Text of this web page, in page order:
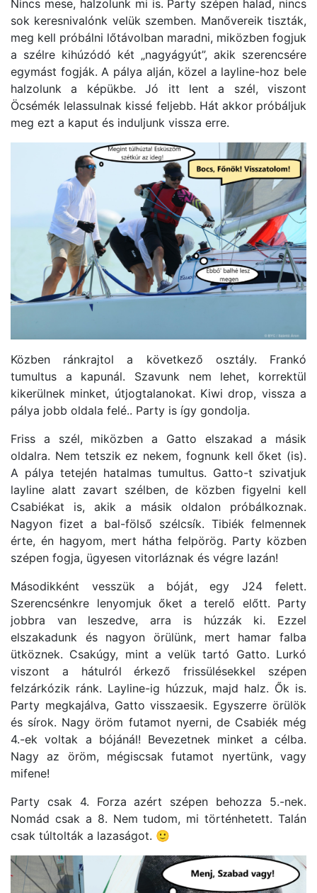
Nincs mese, halzolunk mi is. Party szépen halad, nincs
sok keresnivalónk velük szemben. Manővereik tiszták,
meg kell próbálni lőtávolban maradni, miközben fogjuk
a szélre kihúzódó két „nagyágyút”, akik szerencsére
egymást fogják. A pálya alján, közel a layline-hoz bele
halzolunk a képükbe. Jó itt lent a szél, viszont
Öcsémék lelassulnak kissé feljebb. Hát akkor próbáljuk
meg ezt a kaput és induljunk vissza erre.
Közben ránkrajtol a következő osztály. Frankó
tumultus a kapunál. Szavunk nem lehet, korrektül
kikerülnek minket, útjogtalanokat. Kiwi drop, vissza a
pálya jobb oldala felé.. Party is így gondolja.
Friss a szél, miközben a Gatto elszakad a másik
oldalra. Nem tetszik ez nekem, fognunk kell őket (is).
A pálya tetején hatalmas tumultus. Gatto-t szivatjuk
layline alatt zavart szélben, de közben figyelni kell
Csabiékat is, akik a másik oldalon próbálkoznak.
Nagyon fizet a bal-fölső szélcsík. Tibiék felmennek
érte, én hagyom, mert hátha felpörög. Party közben
szépen fogja, ügyesen vitorláznak és végre lazán!
Másodikként vesszük a bóját, egy J24 felett.
Szerencsénkre lenyomjuk őket a terelő előtt. Party
jobbra van leszedve, arra is húzzák ki. Ezzel
elszakadunk és nagyon örülünk, mert hamar falba
ütköznek. Csakúgy, mint a velük tartó Gatto. Lurkó
viszont a hátulról érkező frissülésekkel szépen
felzárkózik ránk. Layline-ig húzzuk, majd halz. Ők is.
Party megkajálva, Gatto visszaesik. Egyszerre örülök
és sírok. Nagy öröm futamot nyerni, de Csabiék még
4.-ek voltak a bójánál! Bevezetnek minket a célba.
Nagy az öröm, mégiscsak futamot nyertünk, vagy
mifene!
Party csak 4. Forza azért szépen behozza 5.-nek.
Nomád csak a 8. Nem tudom, mi történhetett. Talán
csak túltolták a lazaságot. 🙂